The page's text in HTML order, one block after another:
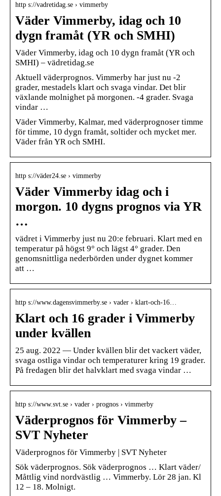
http s://vadretidag.se › vimmerby
Väder Vimmerby, idag och 10
dygn framåt (YR och SMHI)
Väder Vimmerby, idag och 10 dygn framåt (YR och
SMHI) – vädretidag.se
Aktuell väderprognos. Vimmerby har just nu -2
grader, mestadels klart och svaga vindar. Det blir
växlande molnighet på morgonen. -4 grader. Svaga
vindar …
Väder Vimmerby, Kalmar, med väderprognoser timme
för timme, 10 dygn framåt, soltider och mycket mer.
Väder från YR och SMHI.
http s://väder24.se › vimmerby
Väder Vimmerby idag och i
morgon. 10 dygns prognos via YR
…
vädret i Vimmerby just nu 20:e februari. Klart med en
temperatur på högst 9° och lägst 4° grader. Den
genomsnittliga nederbörden under dygnet kommer
att …
http s://www.dagensvimmerby.se › vader › klart-och-16…
Klart och 16 grader i Vimmerby
under kvällen
25 aug. 2022 — Under kvällen blir det vackert väder,
svaga ostliga vindar och temperaturer kring 19 grader.
På fredagen blir det halvklart med svaga vindar …
http s://www.svt.se › vader › prognos › vimmerby
Väderprognos för Vimmerby –
SVT Nyheter
Väderprognos för Vimmerby | SVT Nyheter
Sök väderprognos. Sök väderprognos … Klart väder/
Måttlig vind nordvästlig … Vimmerby. Lör 28 jan. Kl
12 – 18. Molnigt.